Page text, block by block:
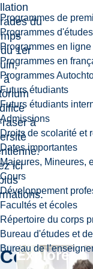
Programmes de
Programmes
Programmes en ligne
Programmes en
Programmes
Futurs étudiants
Futurs étudiants
Admissions
Droits de scolarité et
Dates importantes
Majeures, Mineures,
Cours
Développement
Facultés et écoles
Répertoire du corps
Bureau d'études et
Bureau de
du
1er
à
à
ici
Continuer
Explorez